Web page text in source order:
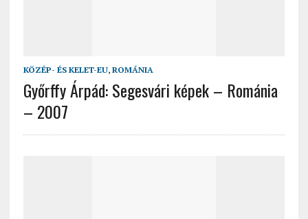
KÖZÉP- ÉS KELET-EU, ROMÁNIA
Győrffy Árpád: Segesvári képek – Románia
– 2007